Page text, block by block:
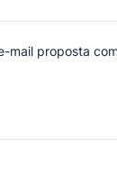
mail proposta